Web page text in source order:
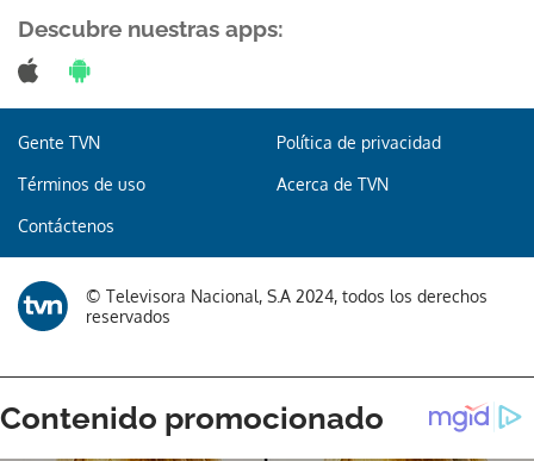
Gracias por suscribirte a nuestro boletín.
Descubre nuestras apps:
Gente TVN Política de privacidad
Términos de uso Acerca de TVN
Contáctenos
© Televisora Nacional, S.A 2024, todos los derechos
reservados